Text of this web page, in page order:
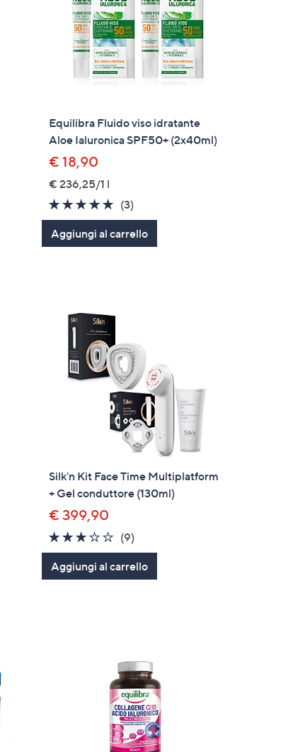
Equilibra Fluido viso idratante
Aloe Ialuronica SPF50+ (2x40ml)
€ 18,90
€ 236,25/1 l
4.7
of
5
(3)
Recensioni
Aggiungi al carrello
Silk'n Kit Face Time Multiplatform
+ Gel conduttore (130ml)
€ 399,90
2.8
of
5
(9)
Recensioni
Aggiungi al carrello